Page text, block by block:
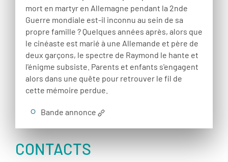
mort en martyr en Allemagne pendant la 2nde
Guerre mondiale est-il inconnu au sein de sa
propre famille ? Quelques années après, alors que
le cinéaste est marié à une Allemande et père de
deux garçons, le spectre de Raymond le hante et
l'énigme subsiste. Parents et enfants s'engagent
alors dans une quête pour retrouver le fil de
cette mémoire perdue.
Bande annonce
CONTACTS